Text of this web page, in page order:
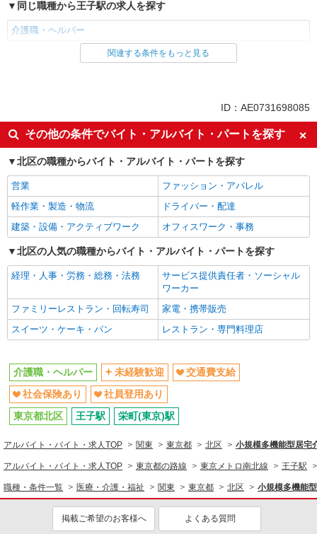
同じ職種から王子駅の求人を探す
介護職・ヘルパー
同じ雇用形態から王子駅の求人を探す
未経験歓迎
交通費支給
社会保険あり
社員登用あり
医療・介護・福祉
介護職・ヘルパー
同じ特徴から求人を探す
未経験歓迎
交通費支給
社員登用あり
関連する条件をもっと見る
ID：AE0731698085
その他の条件でバイト・アルバイト・パートを探す
北区の職種からバイト・アルバイト・パートを探す
営業
ファッション・アパレル
軽作業・製造・物流
ドライバー・配達
建築・設備・アクティブワーク
オフィスワーク・事務
北区の人気の職種からバイト・アルバイト・パートを探す
経理・人事・労務・総務・法務
サービス提供責任者・ソーシャル
ワーカー
ファミリーレストラン・回転寿司
家電・携帯販売
スイーツ・ケーキ・パン
レストラン・専門料理店
介護職・ヘルパー 未経験歓迎
交通費支給
社会保険あり
社員登用あり
東京都北区
王子駅 栄町(東京)駅
アルバイト・バイト・求人TOP 関東 東京都 北区 小規模多機能型居宅
アルバイト・バイト・求人TOP 東京都の路線 東京メトロ南北線 王子駅
職種・条件一覧 医療・介護・福祉 関東 東京都 北区 小規模多機能
掲載ご希望のお客様へ よくある質問